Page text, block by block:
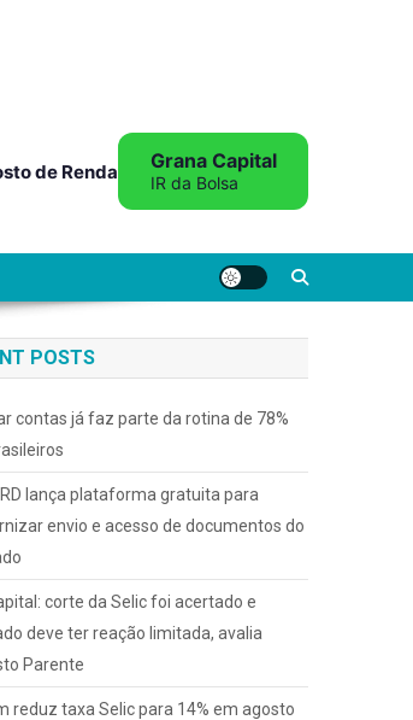
de Renda Grana Capital
IR da Bolsa
POSTS
contas já faz parte da rotina de 78%
lança plataforma gratuita para
envio e acesso de documentos do
corte da Selic foi acertado e
deve ter reação limitada, avalia
Parente
reduz taxa Selic para 14% em agosto